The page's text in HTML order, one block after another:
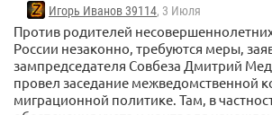
Игорь Иванов 39114, 3 Июля
Против родителей
России незаконно, требуются меры,
зампредседателя Совбеза Дмитрий
провел заседание межведомственной
миграционной политике. Там, в